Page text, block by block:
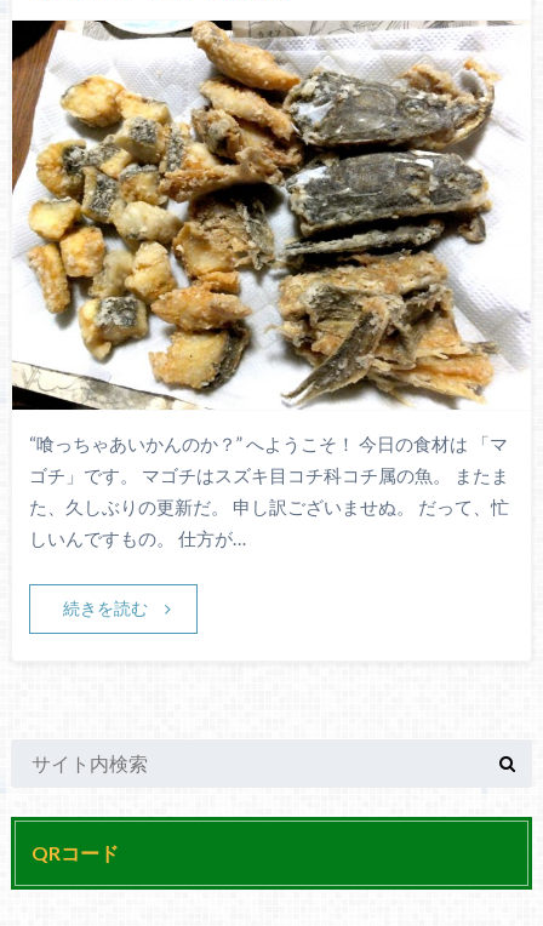
“喰っちゃあいかんのか？” へようこそ！ 今日の食材は 「マ
ゴチ」です。 マゴチはスズキ目コチ科コチ属の魚。 またま
た、久しぶりの更新だ。 申し訳ございませぬ。 だって、忙
しいんですもの。 仕方が…
続きを読む
QRコード